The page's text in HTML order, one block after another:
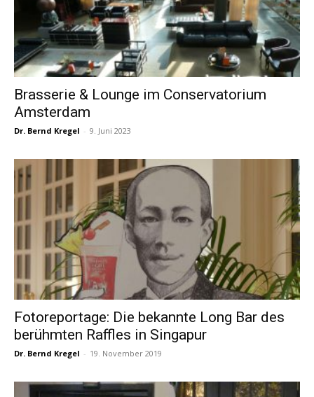
Brasserie & Lounge im Conservatorium
Amsterdam
Dr. Bernd Kregel - 9. Juni 2023
Fotoreportage: Die bekannte Long Bar des
berühmten Raffles in Singapur
Dr. Bernd Kregel - 19. November 2019